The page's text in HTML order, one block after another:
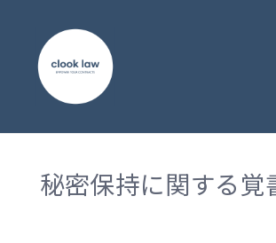
秘密保持に関する覚